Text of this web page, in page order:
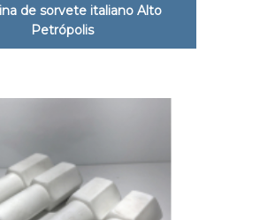
de sorvete italiano Alto
Petrópolis